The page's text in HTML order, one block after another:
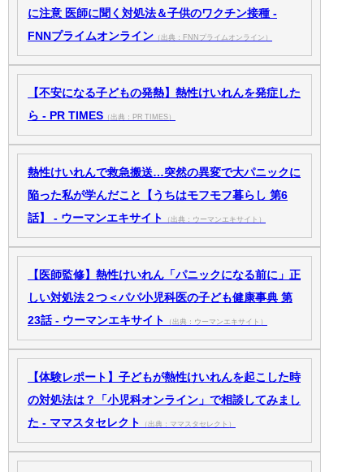
に注意 医師に聞く対処法＆子供のワクチン接種 -
FNNプライムオンライン （出典：FNNプライムオンライン）
【不安になる子どもの発熱】熱性けいれんを発症した
ら - PR TIMES （出典：PR TIMES）
熱性けいれんで救急搬送…突然の異変で大パニックに
陥った私が学んだこと【うちはモフモフ暮らし 第6
話】 - ウーマンエキサイト
（出典：ウーマンエキサイト）
【医師監修】熱性けいれん「パニックになる前に」正
しい対処法２つ＜パパ小児科医の子ども健康事典 第
23話 - ウーマンエキサイト
（出典：ウーマンエキサイト）
【体験レポート】子どもが熱性けいれんを起こした時
の対処法は？「小児科オンライン」で相談してみまし
た - ママスタセレクト
（出典：ママスタセレクト）